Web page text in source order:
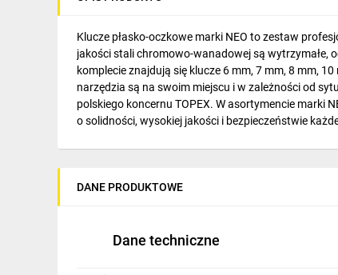
Napędy elektryczne
Pneumatyka
Dom i ogród
Klucze płasko-oczkowe marki NEO to zestaw
jakości stali chromowo-wanadowej są wytrzymałe,
komplecie znajdują się klucze 6 mm, 7 mm, 8 mm,
narzędzia są na swoim miejscu i w zależności od
polskiego koncernu TOPEX. W asortymencie marki
o solidności, wysokiej jakości i bezpieczeństwie
DANE PRODUKTOWE
Dane techniczne